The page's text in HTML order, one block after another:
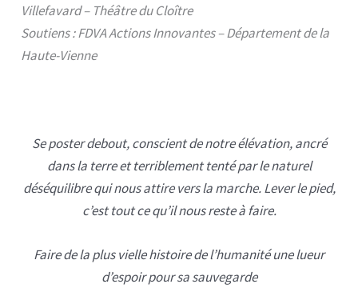
Villefavard – Théâtre du Cloître
Soutiens : FDVA Actions Innovantes – Département de la
Haute-Vienne
Se poster debout, conscient de notre élévation, ancré
dans la terre et terriblement tenté par le naturel
déséquilibre qui nous attire vers la marche. Lever le pied,
c’est tout ce qu’il nous reste à faire.
Faire de la plus vielle histoire de l’humanité une lueur
d’espoir pour sa sauvegarde